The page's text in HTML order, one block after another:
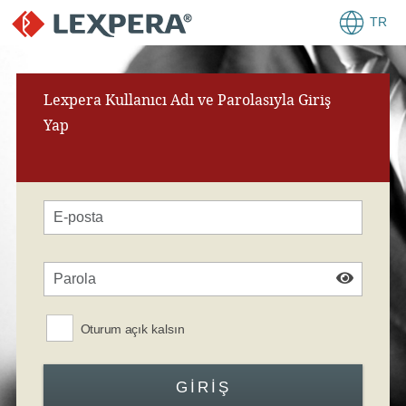
TR
Lexpera Kullanıcı Adı ve Parolasıyla Giriş
Yap
Oturum açık kalsın
GIRIŞ